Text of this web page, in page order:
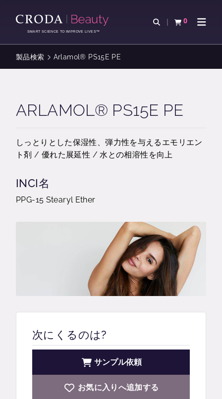
ン
を
ー
ス
SMART SCIENCE TO IMPROVE LIVES™
検索を開く
0
カートを確認す
ナビ
製品検索 Arlamol® PS15E PE
ARLAMOL® PS15E PE
しっとりとした保湿性、弾力性を与えるエモリエン
ト剤 / 優れた展延性 / 水との相溶性を向上
INCI名
PPG-15 Stearyl Ether
次にくるのは?
サンプル依頼
お気に入りへ追加する